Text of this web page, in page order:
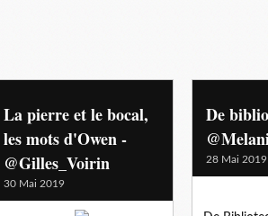
La pierre et le bocal,
les mots d'Owen -
@Gilles_Voirin
30 Mai 2019
De
28 Mai 2019